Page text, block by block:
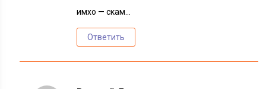
имхо — скам…
Ответить